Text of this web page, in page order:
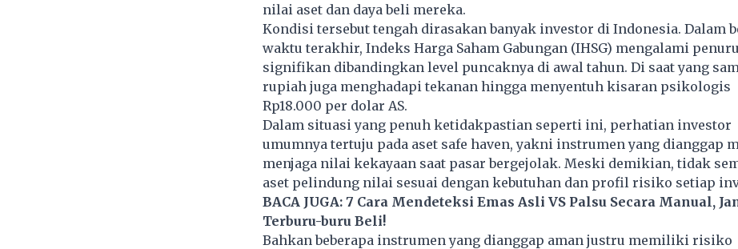
nilai aset dan daya beli mereka.
Kondisi tersebut tengah dirasakan banyak investor di Indonesia. Dalam
waktu terakhir, Indeks Harga Saham Gabungan (IHSG) mengalami
signifikan dibandingkan level puncaknya di awal tahun. Di saat yang
rupiah juga menghadapi tekanan hingga menyentuh kisaran psikologis
Rp18.000 per dolar AS.
Dalam situasi yang penuh ketidakpastian seperti ini, perhatian investor
umumnya tertuju pada aset safe haven, yakni instrumen yang dianggap
menjaga nilai kekayaan saat pasar bergejolak. Meski demikian, tidak
aset pelindung nilai sesuai dengan kebutuhan dan profil risiko setiap
BACA JUGA: 7 Cara Mendeteksi Emas Asli VS Palsu Secara Manual,
Terburu-buru Beli!
Bahkan beberapa instrumen yang dianggap aman justru memiliki risiko